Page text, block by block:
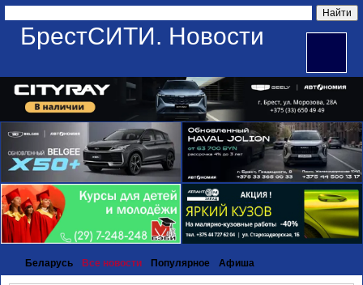
БрестСИТИ. Новости
Беларусь Все новости Популярное Афиша